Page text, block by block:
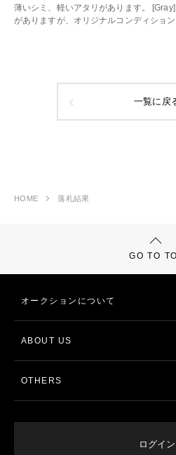
薄いシミ、軽いアタリがあります。
がありますが、オリジナルコンディション
一覧に戻
HOME 落札結果
GO TO
オークションについて
ABOUT US
OTHERS
ログイン